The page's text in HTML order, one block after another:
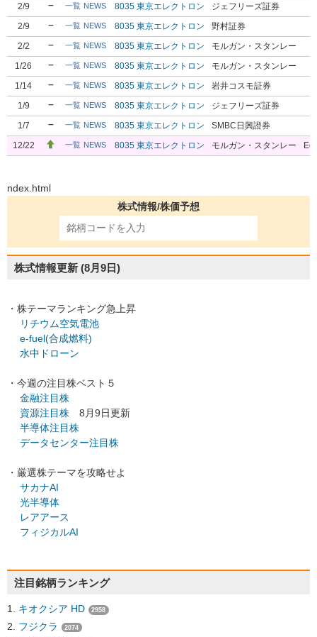
2/9
一覧 NEWS 8035 東京エレクトロン
ジェフリーズ証券
2/9
一覧 NEWS 8035 東京エレクトロン
野村証券
2/2
一覧 NEWS 8035 東京エレクトロン
モルガン・スタンレー
1/26
一覧 NEWS 8035 東京エレクトロン
モルガン・スタンレー
1/14
一覧 NEWS 8035 東京エレクトロン
岩井コスモ証券
1/9
一覧 NEWS 8035 東京エレクトロン
ジェフリーズ証券
1/7
一覧 NEWS 8035 東京エレクトロン SMBC日興證券
12/22
一覧 NEWS 8035 東京エレクトロン モルガン・スタンレー
ndex.html
株式情報/株価予想
株式情報更新 (8月9日)
・株テーマランキング急上昇
リチウム空気電池
e-fuel(合成燃料)
水中ドローン
・今週の注目株ベスト５
金融注目株
資源注目株 8月9日更新
半導体注目株
データセンター注目株
・厳選株テーマを攻略せよ
サカナAI
光半導体
レアアース
フィジカルAI
注目銘柄ランキング
キオクシア HD 2958
フジクラ 2074